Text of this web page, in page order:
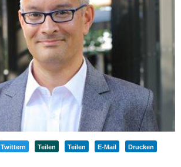
Twittern Teilen Teilen E-Mail Drucken